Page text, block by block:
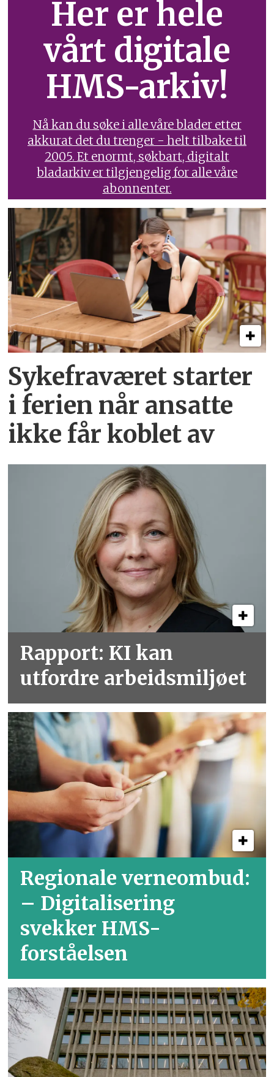
Her er hele
vårt digitale
HMS-arkiv!
Nå kan du søke i alle våre blader etter
akkurat det du trenger - helt tilbake til
2005. Et enormt, søkbart, digitalt
bladarkiv er tilgjengelig for alle våre
abonnenter.
Sykefraværet starter
i ferien når ansatte
ikke får koblet av
Rapport: KI kan
utfordre arbeidsmiljøet
Regionale verneombud:
– Digitalisering
svekker HMS-
forståelsen